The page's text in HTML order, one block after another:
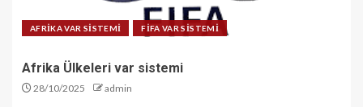
AFRİKA VAR SİSTEMİ FİFA VAR SİSTEMİ
Afrika Ülkeleri var sistemi
28/10/2025 admin